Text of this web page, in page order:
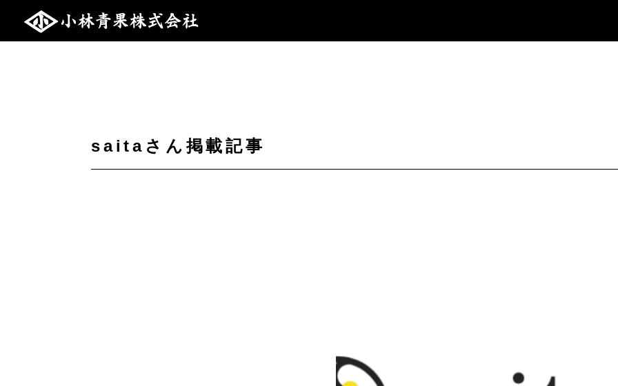
saitaさん掲載記事